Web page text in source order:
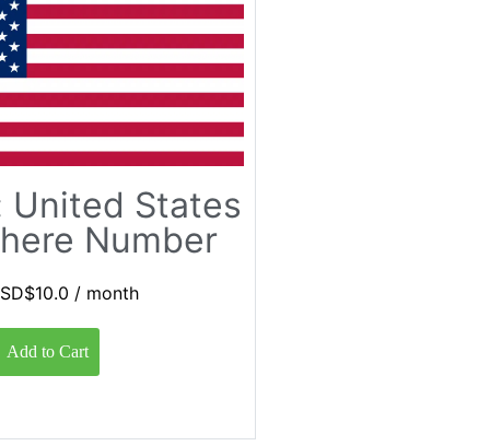
United States
Number
10.0 / month
Add to Cart